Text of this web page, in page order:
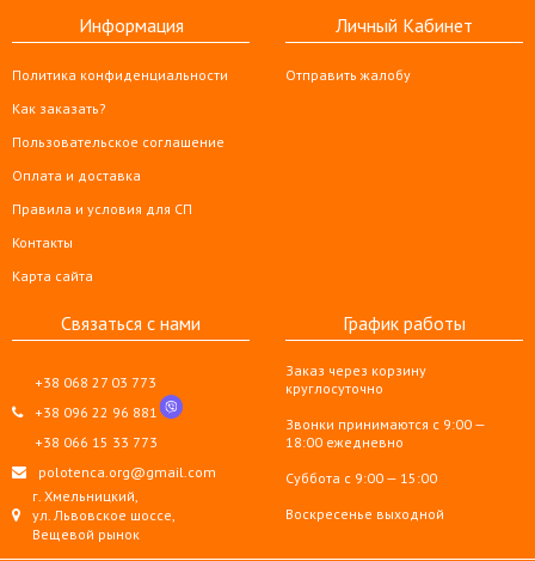
Информация
Политика конфиденциальности
Как заказать?
Пользовательское соглашение
Оплата и доставка
Правила и условия для СП
Контакты
Карта сайта
Личный Кабинет
Отправить жалобу
Связаться с нами
+38 068 27 03 773
+38 096 22 96 881
+38 066 15 33 773
polotenca.org@gmail.com
г. Хмельницкий,
ул. Львовское шоссе,
Вещевой рынок
График работы
Заказ через корзину
круглосуточно
Звонки принимаются с 9:00 —
18:00 ежедневно
Суббота с 9:00 — 15:00
Воскресенье выходной